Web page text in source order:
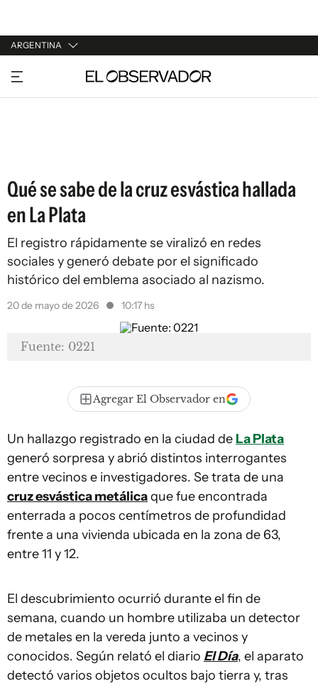
ARGENTINA
URUGUAY
ARGENTINA
Qué se sabe de la cruz esvástica hallada
en La Plata
El registro rápidamente se viralizó en redes
sociales y generó debate por el significado
histórico del emblema asociado al nazismo.
20 de mayo de 2026 10:17 hs
Fuente: 0221
Agregar El Observador en
Un hallazgo registrado en la ciudad deLa Plata
generó sorpresa y abrió distintos interrogantes
entre vecinos e investigadores. Se trata de una
cruz esvástica metálicaque fue encontrada
enterrada a pocos centímetros de profundidad
frente a una vivienda ubicada en la zona de 63,
entre 11 y 12.
El descubrimiento ocurrió durante el fin de
semana, cuando un hombre utilizaba un detector
de metales en la vereda junto a vecinos y
conocidos. Según relató el diario El Día, el aparato
detectó varios objetos ocultos bajo tierra y, tras